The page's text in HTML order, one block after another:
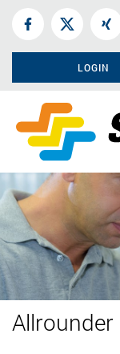
LOGIN
Allrounder